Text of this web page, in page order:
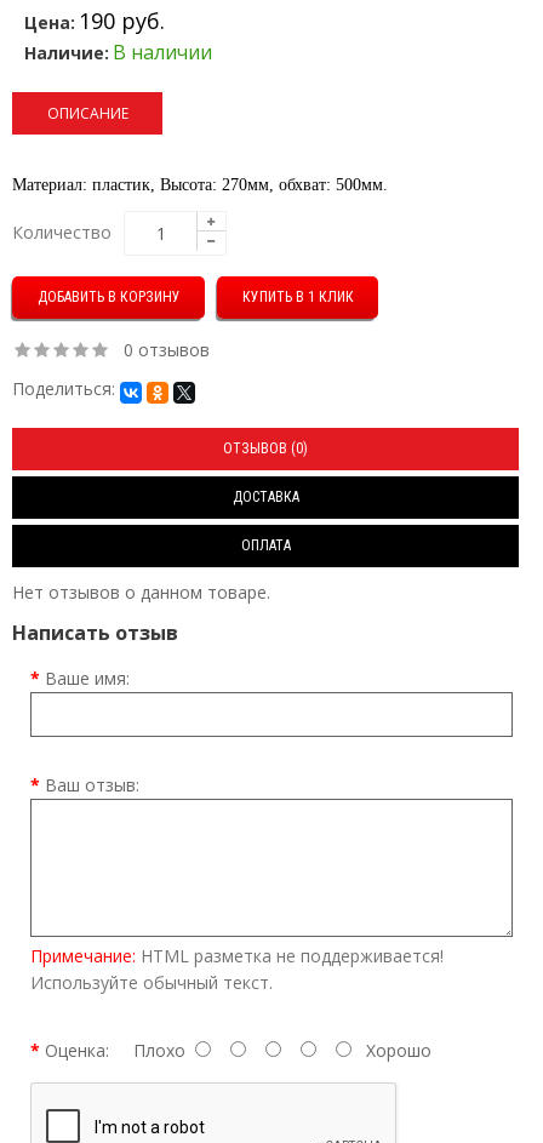
Цена: 190 руб.
Наличие: В наличии
ОПИСАНИЕ
Материал: пластик, Высота: 270мм, обхват: 500мм.
Количество
КУПИТЬ В 1 КЛИК
0 отзывов
Поделиться:
ОТЗЫВОВ (0)
ДОСТАВКА
ОПЛАТА
Нет отзывов о данном товаре.
Написать отзыв
Ваше имя:
Ваш отзыв:
Примечание: HTML разметка не поддерживается!
Используйте обычный текст.
Оценка: Плохо Хорошо